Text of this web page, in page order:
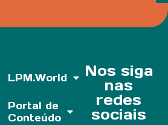
LPM.World
Portal de
Conteúdo
Nos siga
nas
redes
sociais